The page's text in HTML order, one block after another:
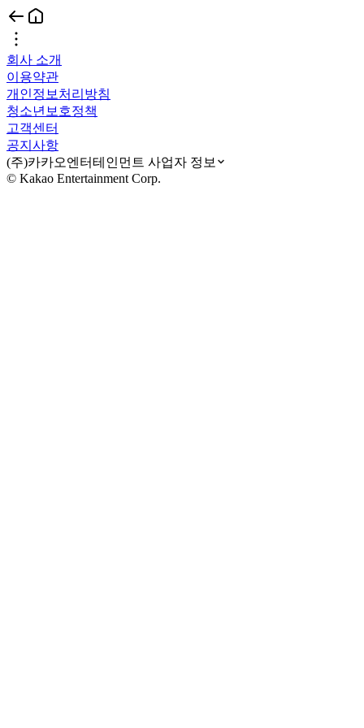
회사 소개
이용약관
개인정보처리방침
청소년보호정책
고객센터
공지사항
(주)카카오엔터테인먼트 사업자 정보
© Kakao Entertainment Corp.